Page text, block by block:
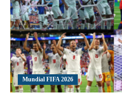
Mundial FIFA 2026